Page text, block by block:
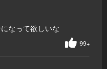
なって欲しいな
99+